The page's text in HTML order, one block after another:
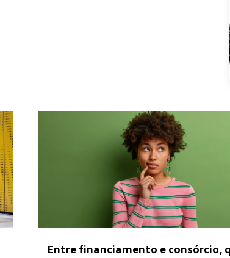
Entre financiamento e consórcio,